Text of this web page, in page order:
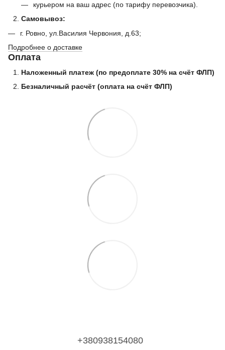
курьером на ваш адрес (по тарифу перевозчика).
Самовывоз:
г. Ровно, ул.Василия Червония, д.63;
Подробнее о доставке
Оплата
Наложенный платеж (по предоплате 30% на счёт ФЛП)
Безналичный расчёт (оплата на счёт ФЛП)
+380938154080